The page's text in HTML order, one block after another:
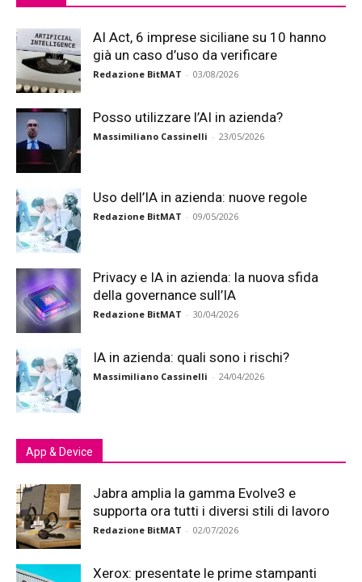
AI Act, 6 imprese siciliane su 10 hanno
già un caso d’uso da verificare
Redazione BitMAT - 03/08/2026
Posso utilizzare l’AI in azienda?
Massimiliano Cassinelli - 23/05/2026
Uso dell’IA in azienda: nuove regole
Redazione BitMAT - 09/05/2026
Privacy e IA in azienda: la nuova sfida
della governance sull’IA
Redazione BitMAT - 30/04/2026
IA in azienda: quali sono i rischi?
Massimiliano Cassinelli - 24/04/2026
App & Device
Jabra amplia la gamma Evolve3 e
supporta ora tutti i diversi stili di lavoro
Redazione BitMAT - 02/07/2026
Xerox: presentate le prime stampanti